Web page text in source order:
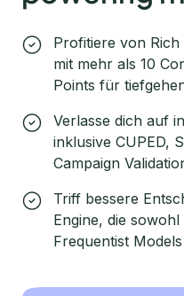
Profitiere von
mit mehr als 10
Points für
Verlasse dich auf
inklusive CUPED,
Campaign
Triff bessere
Engine, die
Frequentist